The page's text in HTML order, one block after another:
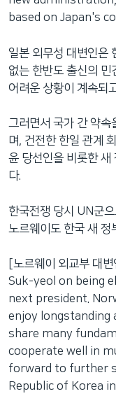
based on Japan's
일본 외무성 대변인은
없는 한반도 출신의 민
어려운 상황이 계속되
그러면서 국가 간 약속
며, 건전한 한일 관계
윤 당선인을 비롯한 새
다.
한국전쟁 당시 UN군
노르웨이도 한국 새 정
[노르웨이 외교부 대
Suk-yeol on being
next president.
enjoy longstanding
share many
cooperate well in
forward to further
Republic of Korea